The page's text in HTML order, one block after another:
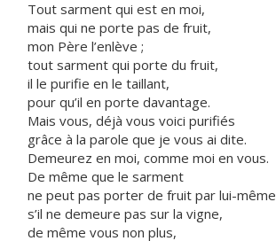
Tout sarment qui est en moi,
mais qui ne porte pas de fruit,
mon Père l’enlève ;
tout sarment qui porte du fruit,
il le purifie en le taillant,
pour qu’il en porte davantage.
Mais vous, déjà vous voici purifiés
grâce à la parole que je vous ai dite.
Demeurez en moi, comme moi en vous.
De même que le sarment
ne peut pas porter de fruit par lui-même
s’il ne demeure pas sur la vigne,
de même vous non plus,